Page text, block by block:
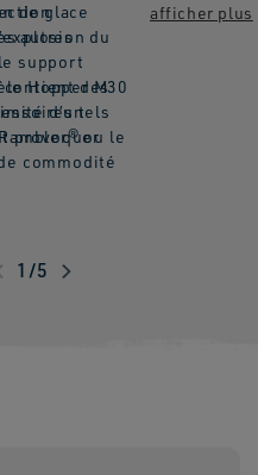
autres
support
Hopper M30
tels
ou le
commodité
de glace
du
contient des
d’un
provoquer
1 /5